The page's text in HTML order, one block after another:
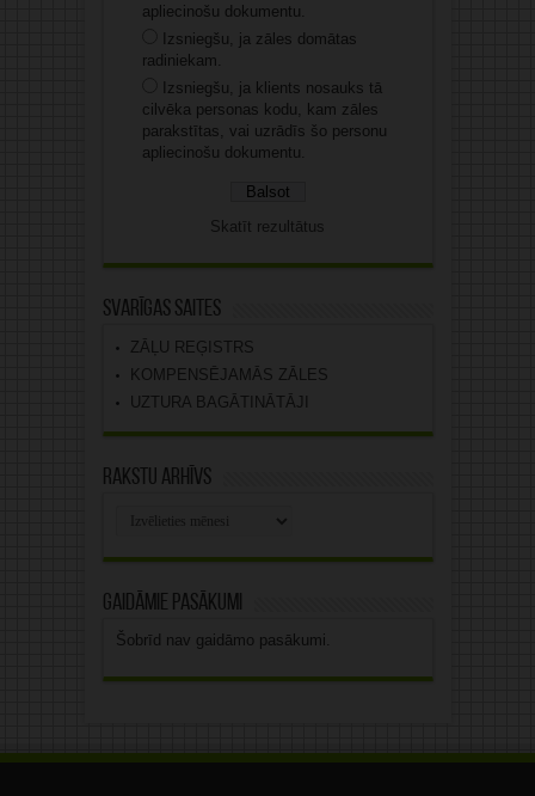
apliecinošu dokumentu.
Izsniegšu, ja zāles domātas
radiniekam.
Izsniegšu, ja klients nosauks tā
cilvēka personas kodu, kam zāles
parakstītas, vai uzrādīs šo personu
apliecinošu dokumentu.
Skatīt rezultātus
Svarīgas saites
ZĀĻU REĢISTRS
KOMPENSĒJAMĀS ZĀLES
UZTURA BAGĀTINĀTĀJI
Rakstu arhīvs
Gaidāmie pasākumi
Šobrīd nav gaidāmo pasākumi.